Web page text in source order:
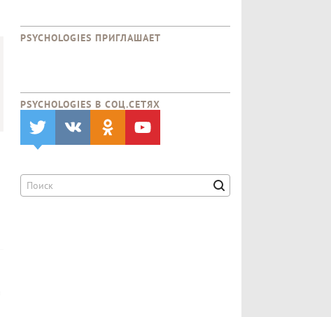
PSYCHOLOGIES ПРИГЛАШАЕТ
PSYCHOLOGIES В CОЦ.СЕТЯХ